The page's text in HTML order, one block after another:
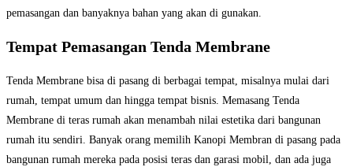
pemasangan dan banyaknya bahan yang akan di gunakan.
Tempat Pemasangan Tenda Membrane
Tenda Membrane bisa di pasang di berbagai tempat, misalnya mulai dari
rumah, tempat umum dan hingga tempat bisnis. Memasang Tenda
Membrane di teras rumah akan menambah nilai estetika dari bangunan
rumah itu sendiri. Banyak orang memilih Kanopi Membran di pasang pada
bangunan rumah mereka pada posisi teras dan garasi mobil, dan ada juga